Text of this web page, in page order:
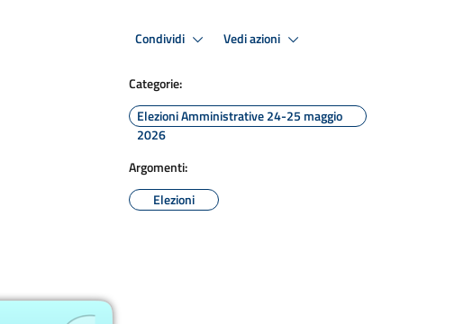
Condividi Vedi azioni
Categorie:
Elezioni Amministrative 24-25 maggio
2026
Argomenti:
Elezioni